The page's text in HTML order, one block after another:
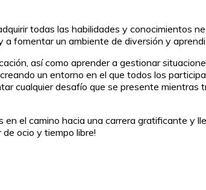
todas las habilidades y conocimientos
fomentar un ambiente de diversión y
así como aprender a gestionar
un entorno en el que todos los
cualquier desafío que se presente mientras
el camino hacia una carrera gratificante y
ocio y tiempo libre!